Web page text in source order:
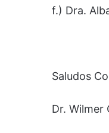
f.) Dra.
Saludos
Dr. Wilmer